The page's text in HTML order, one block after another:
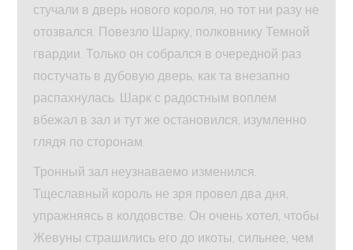
стучали в дверь нового короля, но тот ни разу не
отозвался. Повезло Шарку, полковнику Темной
гвардии. Только он собрался в очередной раз
постучать в дубовую дверь, как та внезапно
распахнулась. Шарк с радостным воплем
вбежал в зал и тут же остановился, изумленно
глядя по сторонам.
Тронный зал неузнаваемо изменился.
Тщеславный король не зря провел два дня,
упражняясь в колдовстве. Он очень хотел, чтобы
Жевуны страшились его до икоты, сильнее, чем